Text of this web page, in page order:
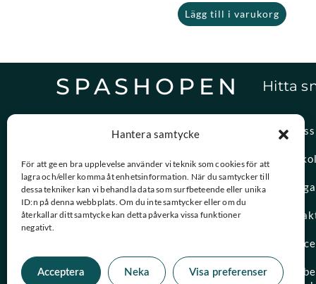
Hantera samtycke
För att ge en bra upplevelse använder vi teknik som cookies för att
lagra och/eller komma åt enhetsinformation. När du samtycker till
dessa tekniker kan vi behandla data som surfbeteende eller unika
ID:n på denna webbplats. Om du inte samtycker eller om du
återkallar ditt samtycke kan detta påverka vissa funktioner
negativt.
Acceptera Neka Visa preferenser
Lägg till i varukorg
SPASHOPEN
reservdelar och vattenvård.
08-756 20 00
Vardagar 09:00 – 15:00
Hitta
Om oss